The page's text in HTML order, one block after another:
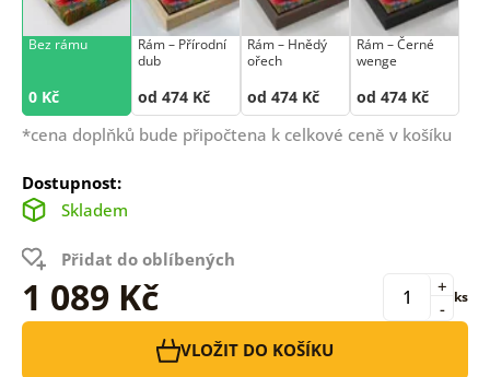
Bez rámu
0 Kč
Rám –⁠⁠⁠⁠⁠⁠ Přírodní
dub
od 474 Kč
Rám –⁠⁠⁠⁠⁠⁠ Hnědý
ořech
od 474 Kč
Rám –⁠⁠⁠⁠⁠⁠ Černé
wenge
od 474 Kč
*cena doplňků bude připočtena k celkové ceně v košíku
Dostupnost:
Skladem
Přidat do oblíbených
1 089 Kč -
+ ks
VLOŽIT DO KOŠÍKU